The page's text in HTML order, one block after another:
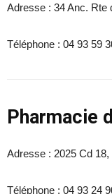
Adresse : 34 Anc. Rte
Téléphone : 04 93 59
Pharmacie
Adresse : 2025 Cd
Téléphone : 04 93 24